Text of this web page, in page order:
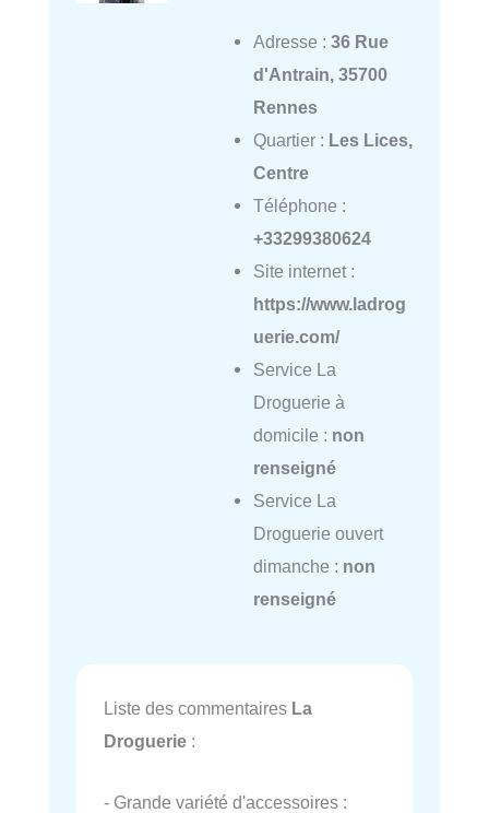
Adresse : 36 Rue
d'Antrain, 35700
Rennes
Quartier : Les Lices,
Centre
Téléphone :
+33299380624
Site internet :
https://www.ladrog
uerie.com/
Service La
Droguerie à
domicile : non
renseigné
Service La
Droguerie ouvert
dimanche : non
renseigné
Liste des commentaires La
Droguerie :
- Grande variété d'accessoires :